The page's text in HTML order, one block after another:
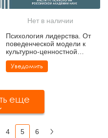
Нет в наличии
Психология лидерства. От
поведенческой модели к
культурно-ценностной
парадигме
Уведомить
еще
4 5 6